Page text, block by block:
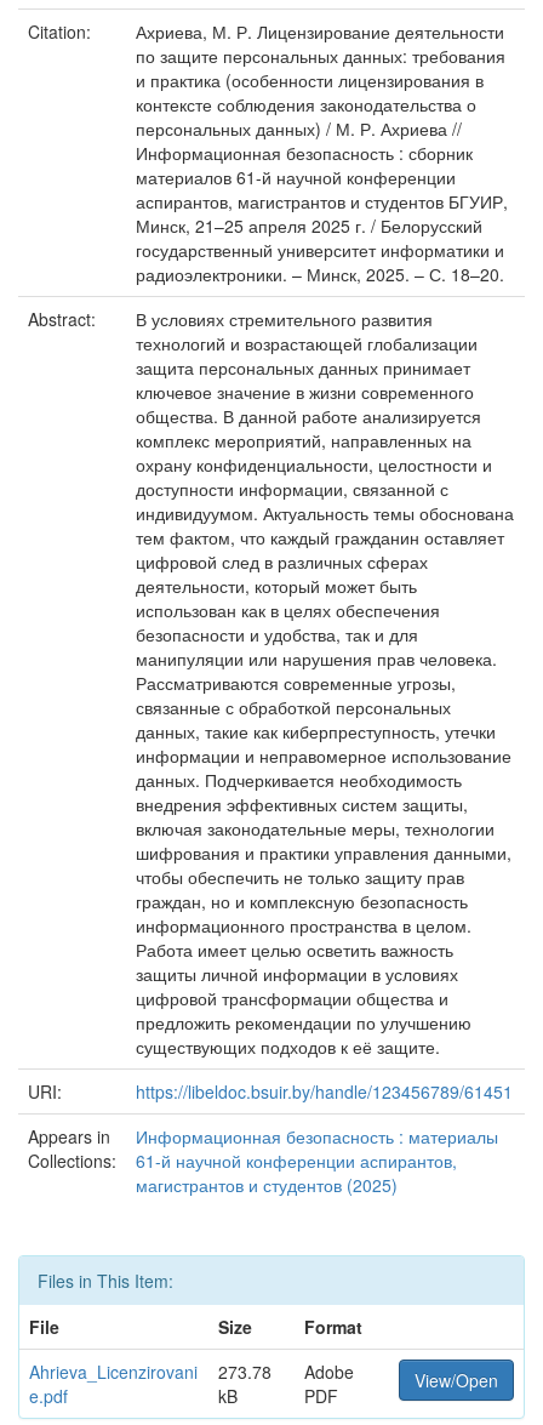
Citation:
Ахриева, М. Р. Лицензирование деятельности
по защите персональных данных: требования
и практика (особенности лицензирования в
контексте соблюдения законодательства о
персональных данных) / М. Р. Ахриева //
Информационная безопасность : сборник
материалов 61-й научной конференции
аспирантов, магистрантов и студентов БГУИР,
Минск, 21–25 апреля 2025 г. / Белорусский
государственный университет информатики и
радиоэлектроники. – Минск, 2025. – С. 18–20.
Abstract:
В условиях стремительного развития
технологий и возрастающей глобализации
защита персональных данных принимает
ключевое значение в жизни современного
общества. В данной работе анализируется
комплекс мероприятий, направленных на
охрану конфиденциальности, целостности и
доступности информации, связанной с
индивидуумом. Актуальность темы обоснована
тем фактом, что каждый гражданин оставляет
цифровой след в различных сферах
деятельности, который может быть
использован как в целях обеспечения
безопасности и удобства, так и для
манипуляции или нарушения прав человека.
Рассматриваются современные угрозы,
связанные с обработкой персональных
данных, такие как киберпреступность, утечки
информации и неправомерное использование
данных. Подчеркивается необходимость
внедрения эффективных систем защиты,
включая законодательные меры, технологии
шифрования и практики управления данными,
чтобы обеспечить не только защиту прав
граждан, но и комплексную безопасность
информационного пространства в целом.
Работа имеет целью осветить важность
защиты личной информации в условиях
цифровой трансформации общества и
предложить рекомендации по улучшению
существующих подходов к её защите.
URI:
https://libeldoc.bsuir.by/handle/123456789/61451
Appears in
Collections:
Информационная безопасность : материалы
61-й научной конференции аспирантов,
магистрантов и студентов (2025)
Files in This Item:
File
Size
Format
Ahrieva_Licenzirovani
e.pdf
273.78
kB
Adobe
PDF
View/Open